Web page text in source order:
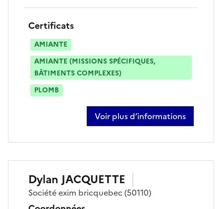
Certificats
AMIANTE
AMIANTE (MISSIONS SPÉCIFIQUES,
BÂTIMENTS COMPLEXES)
PLOMB
Voir plus d’informations
sur loïc deschamps
Dylan JACQUETTE
Sociétéexim bricquebec(50110)